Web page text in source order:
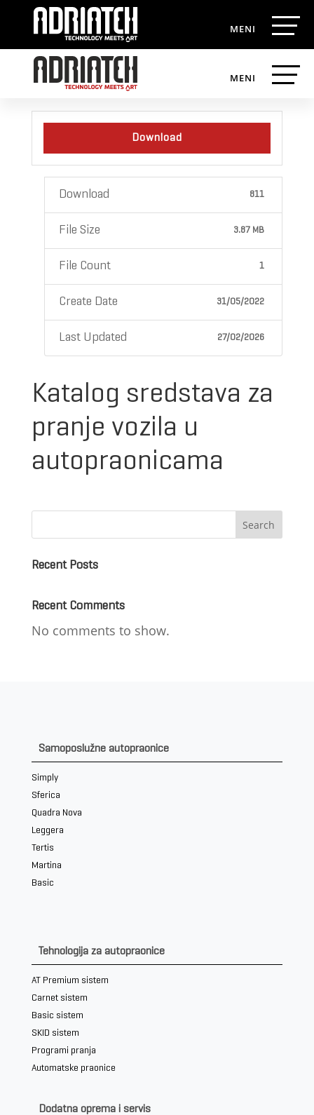
Katalog sredstava za pranje
vozila u autopraonicama
Download
Download 811
File Size 3.87 MB
File Count 1
Create Date 31/05/2022
Last Updated 27/02/2026
Katalog sredstava za
pranje vozila u
autopraonicama
Search
Recent Posts
Recent Comments
No comments to show.
Samoposlužne autopraonice
Simply
Sferica
Quadra Nova
Leggera
Tertis
Martina
Basic
Tehnologija za autopraonice
AT Premium sistem
Carnet sistem
Basic sistem
SKID sistem
Programi pranja
Automatske praonice
Dodatna oprema i servis